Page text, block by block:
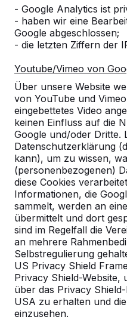
- Google Analytics ist
- haben wir eine
Google abgeschlossen;
- die letzten Ziffern der
Youtube/Vimeo von
Über unsere Website
von YouTube und
eingebettetes Video
keinen Einfluss auf die
Google und/oder Dritte.
Datenschutzerklärung
kann), um zu wissen,
(personenbezogenen)
diese Cookies
Informationen, die
sammelt, werden an
übermittelt und dort
sind im Regelfall die
an mehrere
Selbstregulierung
US Privacy Shield
Privacy Shield-
über das Privacy
USA zu erhalten und
einzusehen.
Zur
Zum
Kostenlose Lieferung
Deutschland.
Innerhalb von 4
Wie funktioniert die
Grüner
Grüner runde
– großartige